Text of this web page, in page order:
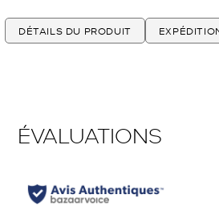
DÉTAILS DU PRODUIT